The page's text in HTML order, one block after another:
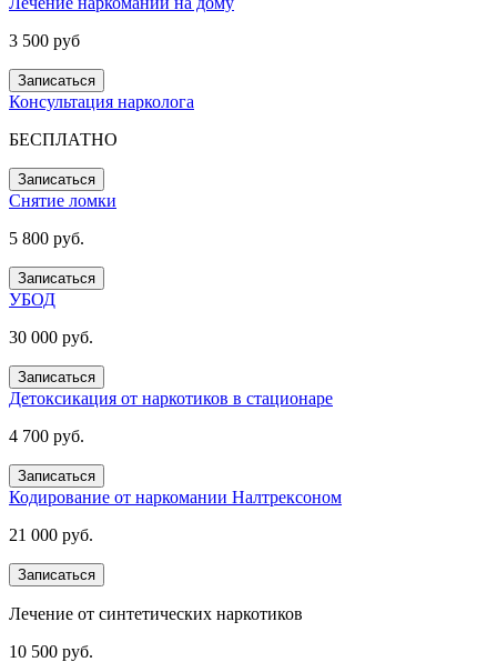
3 500 руб
Записаться
Консультация нарколога
БЕСПЛАТНО
Записаться
Снятие ломки
5 800 руб.
Записаться
УБОД
30 000 руб.
Записаться
Детоксикация от наркотиков в стационаре
4 700 руб.
Записаться
Кодирование от наркомании Налтрексоном
21 000 руб.
Записаться
Лечение от синтетических наркотиков
10 500 руб.